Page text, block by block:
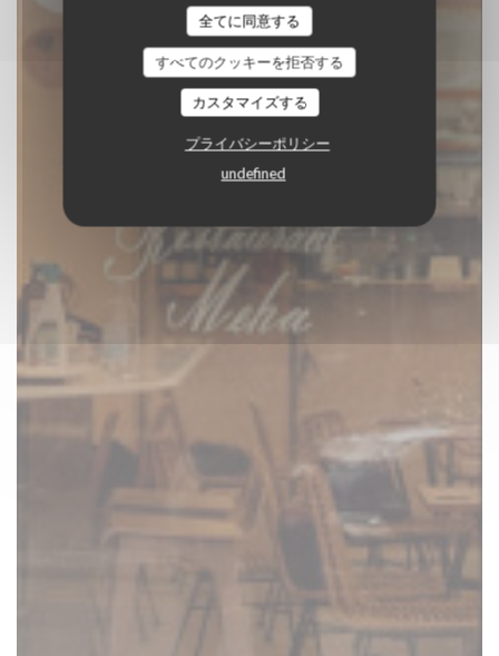
全てに同意する
すべてのクッキーを拒否する
カスタマイズする
プライバシーポリシー
undefined
パブ|PARIS
予約